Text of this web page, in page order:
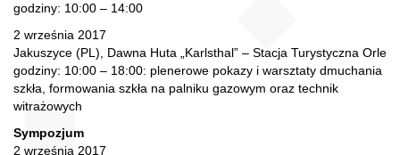
godziny: 10:00 – 14:00
2 września 2017
Jakuszyce (PL), Dawna Huta „Karlsthal” – Stacja Turystyczna Orle
godziny: 10:00 – 18:00: plenerowe pokazy i warsztaty dmuchania
szkła, formowania szkła na palniku gazowym oraz technik
witrażowych
Sympozjum
2 września 2017